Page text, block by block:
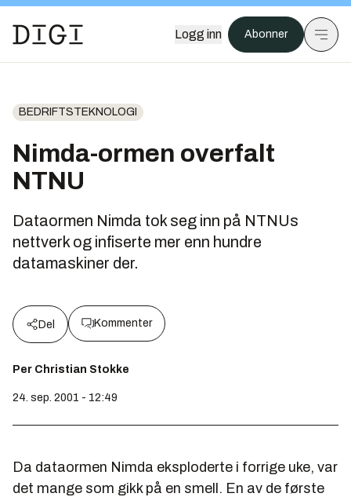
Logg inn Abonner
BEDRIFTSTEKNOLOGI
Nimda-ormen overfalt
NTNU
Dataormen Nimda tok seg inn på NTNUs
nettverk og infiserte mer enn hundre
datamaskiner der.
Del Kommenter
Per Christian Stokke
24. sep. 2001 - 12:49
Da dataormen Nimda eksploderte i forrige uke, var
det mange som gikk på en smell. En av de første